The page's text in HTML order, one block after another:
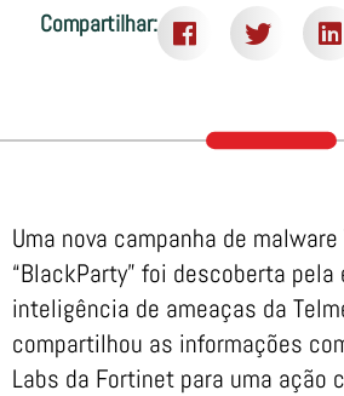
Compartilhar:
Uma nova campanha de
“BlackParty” foi descoberta pela
inteligência de ameaças da
compartilhou as informações
Labs da Fortinet para uma ação